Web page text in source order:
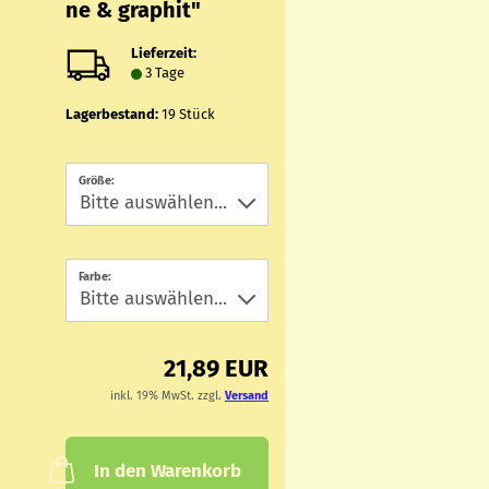
ne & gra­phit"
Lieferzeit:
3 Tage
Lagerbestand: 19Stück
Größe:
Farbe:
21,89 EUR
inkl. 19% MwSt. zzgl. Versand
In den Warenkorb